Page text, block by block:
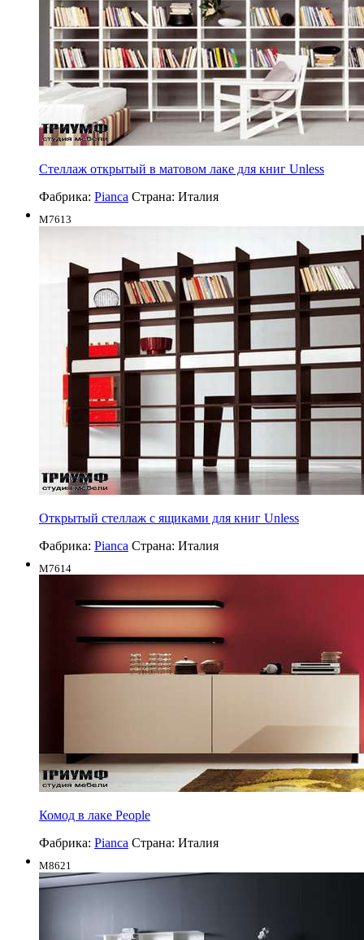
Стеллаж открытый в матовом лаке для книг Unless
Фабрика: Pianca Страна: Италия
M7613
Открытый стеллаж с ящиками для книг Unless
Фабрика: Pianca Страна: Италия
M7614
Комод в лаке People
Фабрика: Pianca Страна: Италия
M8621